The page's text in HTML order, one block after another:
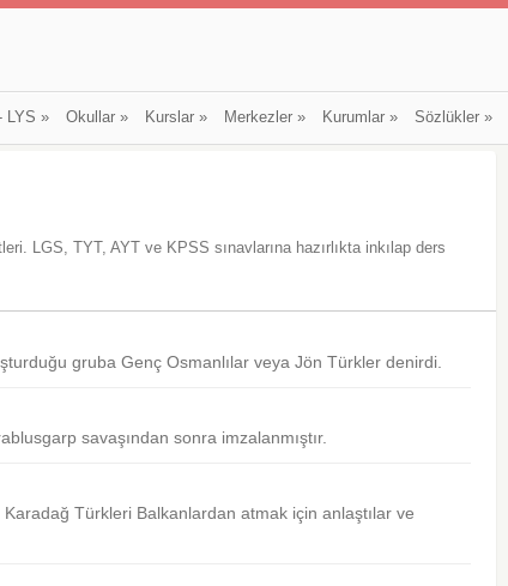
LYS » Okullar» Kurslar» Merkezler» Kurumlar» Sözlükler»
LGS, TYT, AYT ve KPSS sınavlarına hazırlıkta inkılap ders
gruba Genç Osmanlılar veya Jön Türkler denirdi.
savaşından sonra imzalanmıştır.
Türkleri Balkanlardan atmak için anlaştılar ve